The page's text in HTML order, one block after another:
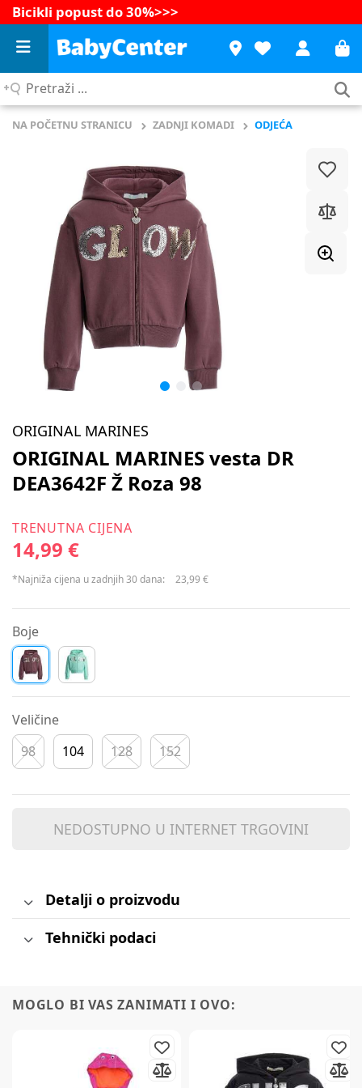
Bicikli popust do 30%>>>
Pretraži
NA POČETNU STRANICU ZADNJI KOMADI ODJEĆA
ORIGINAL MARINES
ORIGINAL MARINES vesta DR
DEA3642F Ž Roza 98
TRENUTNA CIJENA
14,99 €
*Najniža cijena u zadnjih 30 dana: 23,99 €
Boje
Veličine
98
104 128 152
NEDOSTUPNO U INTERNET TRGOVINI
Detalji o proizvodu
Tehnički podaci
MOGLO BI VAS ZANIMATI I OVO: